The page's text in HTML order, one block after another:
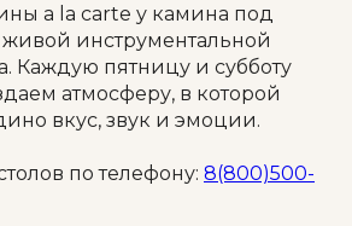
a la carte у камина под
инструментальной
Каждую пятницу и субботу
атмосферу, в которой
вкус, звук и эмоции.
по телефону: 8(800)500-